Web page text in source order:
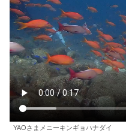
YAOさまメニーキンギョハナダイ